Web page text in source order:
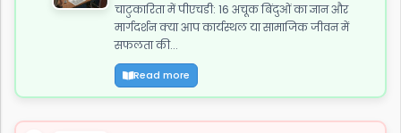
चाटुकारिता में पीएचडी: 16 अचूक बिंदुओं का ज्ञान और
मार्गदर्शन क्या आप कार्यस्थल या सामाजिक जीवन में
सफलता की...
Read more